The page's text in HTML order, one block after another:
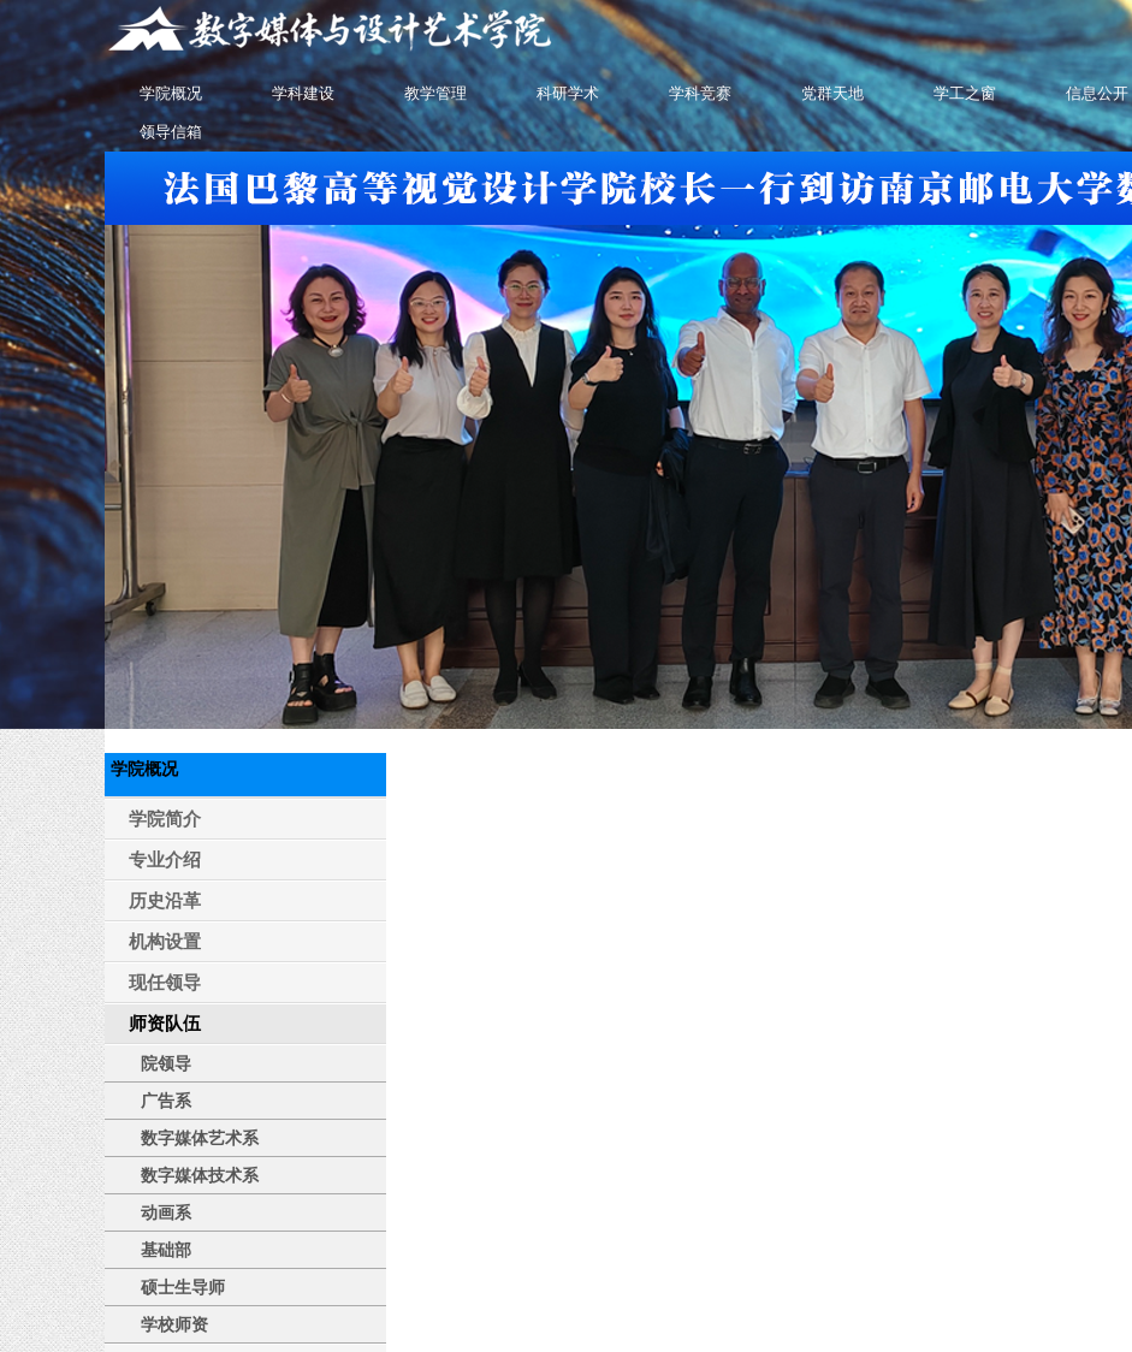
学院概况 学科建设 教学管理 科研学术 学科竞赛 党群天地 学工之窗 信息公开
领导信箱
学院概况
学院简介
专业介绍
历史沿革
机构设置
现任领导
师资队伍
院领导
广告系
数字媒体艺术系
数字媒体技术系
动画系
基础部
硕士生导师
学校师资